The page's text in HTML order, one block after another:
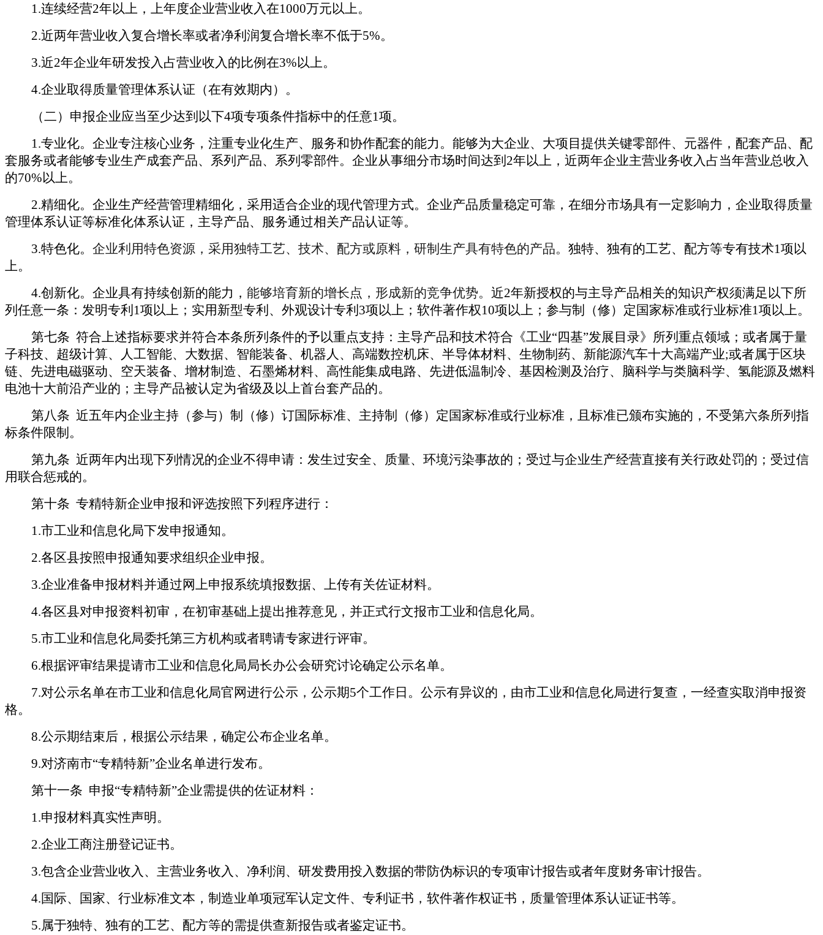
1.连续经营2年以上，上年度企业营业收入在1000万元以上。
2.近两年营业收入复合增长率或者净利润复合增长率不低于5%。
3.近2年企业年研发投入占营业收入的比例在3%以上。
4.企业取得质量管理体系认证（在有效期内）。
（二） 申报企业应当至少达到以下4项专项条件指标中的任意1项。
1.专业化。企业专注核心业务，注重专业化生产、服务和协作配套的能力。能够为大企业、大项目提供关键零部件、元器件，配套产品、配
套服务或者能够专业生产成套产品、系列产品、系列零部件。企业从事细分市场时间达到2年以上，近两年企业主营业务收入占当年营业总收入
的70%以上。
2.精细化。企业生产经营管理精细化，采用适合企业的现代管理方式。企业产品质量稳定可靠，在细分市场具有一定影响力，企业取得质量
管理体系认证等标准化体系认证，主导产品、服务通过相关产品认证等。
3.特色化。 企业利用特色资源，采用独特工艺、技术、配方或原料，研制生产具有特色的产品。 独特、独有的工艺、配方等专有技术1项以
上。
4.创新化。企业具有持续创新的能力， 能够培育新的增长点，形成新的竞争优势。 近2年新授权的与主导产品相关的知识产权须满足以下所
列任意一条：发明专利1项以上；实用新型专利、外观设计专利3项以上；软件著作权10项以上； 参与制（修）定国家标准或行业标准1项以上。
第七条 符合上述指标要求并符合本条所列条件的予以重点支持 ： 主导产品和技术符合《工业“四基”发展目录》所列重点领域；或者属于量
子科技、超级计算、人工智能、大数据、智能装备、机器人、高端数控机床、半导体材料、生物制药、新能源汽车十大高端产业;或者属于区块
链、先进电磁驱动、空天装备、增材制造、石墨烯材料、高性能集成电路、先进低温制冷、基因检测及治疗、脑科学与类脑科学、氢能源及燃料
电池十大前沿产业的； 主导产品被认定为省级及以上首台套产品的。
第八条 近五年内企业主持（参与）制（修）订国际标准、主持制（修）定国家标准或行业标准，且标准已颁布实施的，不受第六条所列指
标条件限制 。
第九条 近两年内出现下列情况的企业不得申请：发生过安全、质量、环境污染事故的；受过与企业生产经营直接有关行政处罚的；受过信
用联合惩戒的。
第十条 专精特新企业申报和评选按照下列程序进行：
1.市工业和信息化局下发申报通知。
2.各区县按照申报通知要求组织企业申报。
3.企业准备申报材料并通过网上申报系统填报数据、上传有关佐证材料。
4.各区县对申报资料初审，在初审基础上提出推荐意见，并正式行文报市工业和信息化局。
5.市工业和信息化局委托第三方机构或者聘请专家进行评审。
6.根据评审结果提请市工业和信息化局局长办公会研究讨论确定公示名单。
7.对公示名单在市工业和信息化局官网进行公示，公示期5个工作日。公示有异议的，由市工业和信息化局进行复查，一经查实取消申报资
格。
8.公示期结束后，根据公示结果，确定公布企业名单。
9.对济南市“专精特新”企业名单进行发布。
第十一条 申报“专精特新”企业需提供的佐证材料：
1.申报材料真实性声明。
2.企业工商注册登记证书。
3.包含企业营业收入、主营业务收入、净利润、研发费用投入数据的带防伪标识的专项审计报告或者年度财务审计报告。
4.国际、国家、行业标准文本，制造业单项冠军认定文件、专利证书，软件著作权证书，质量管理体系认证证书等。
5.属于独特、独有的工艺、配方等的需提供查新报告或者鉴定证书。